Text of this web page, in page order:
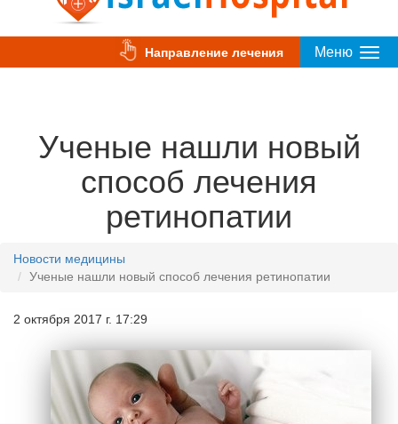
Меню
Направление лечения
Ученые нашли новый
способ лечения
ретинопатии
Новости медицины
Ученые нашли новый способ лечения ретинопатии
2 октября 2017 г. 17:29